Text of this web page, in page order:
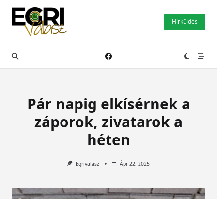
Skip
content
Hírküldés
Pár napig elkísérnek a
záporok, zivatarok a
héten
Egrivalasz Ápr 22, 2025